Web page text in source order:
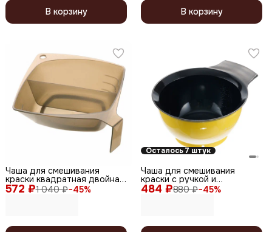
В корзину В корзину
572 ₽1 040 ₽−45%
Чаша для смешивания
краски квадратная двойная
T-1222, пластик, черный,
300 мл
Осталось 7 штук
484 ₽880 ₽−45%
Чаша для смешивания
краски с ручкой и
прорезиненной вставкой T-
005mango, пластик, желтый,